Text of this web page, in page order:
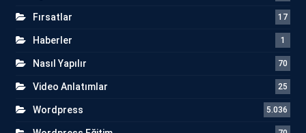
Fırsatlar 17
Haberler 1
Nasıl Yapılır 70
Video Anlatımlar 25
Wordpress 5.036